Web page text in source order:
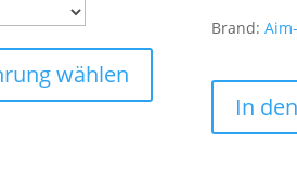
wählen
weist
Brand:
In